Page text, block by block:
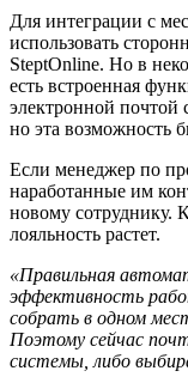
Для интеграции с
использовать
SteptOnline. Но в
есть встроенная
электронной почтой
но эта возможность
Если менеджер по
наработанные им
новому сотруднику.
лояльность растет.
«Правильная
эффективность
собрать в одном
Поэтому сейчас
системы, либо